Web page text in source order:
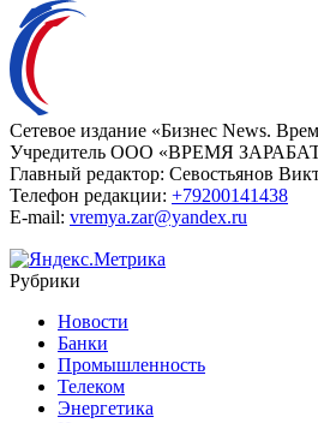
Сетевое издание «Бизнес News.
Учредитель ООО «ВРЕМЯ
Главный редактор: Севостьянов
Телефон редакции: +79200141438
E-mail: vremya.zar@yandex.ru
Рубрики
Новости
Банки
Промышленность
Телеком
Энергетика